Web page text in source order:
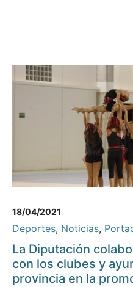
18/04/2021
Deportes, Noticias,
La Diputación
con los clubes y
provincia en la